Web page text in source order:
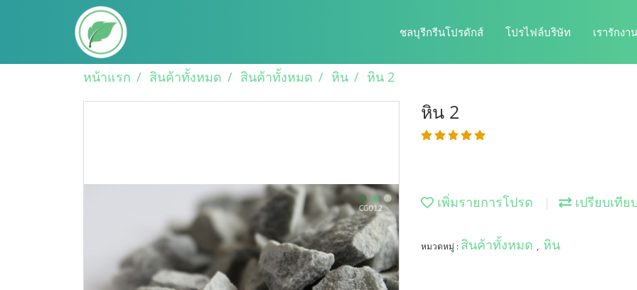
ชลบุรีกรีนโปรดักส์ โปรไฟล์บริษัท เรารักงา
หน้าแรก สินค้าทั้งหมด สินค้าทั้งหมด หิน หิน 2
หิน 2
เพิ่มรายการโปรด เปรียบเทียบ
หมวดหมู่ : สินค้าทั้งหมด , หิน